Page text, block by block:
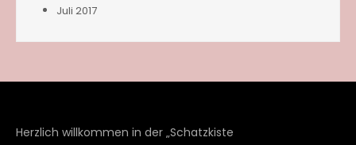
Juli 2017
Herzlich willkommen in der „Schatzkiste